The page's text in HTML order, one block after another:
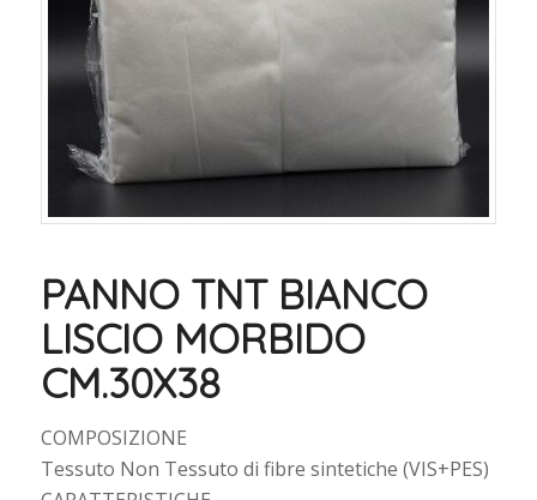
PANNO TNT BIANCO
LISCIO MORBIDO
CM.30X38
COMPOSIZIONE
Tessuto Non Tessuto di fibre sintetiche (VIS+PES)